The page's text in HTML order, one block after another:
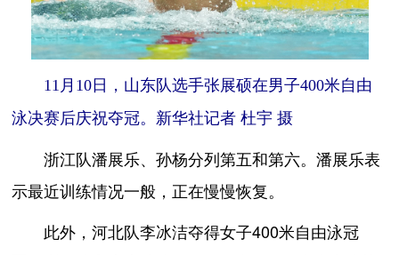
11月10日，山东队选手张展硕在男子400米自由
泳决赛后庆祝夺冠。新华社记者 杜宇 摄
浙江队潘展乐、孙杨分列第五和第六。潘展乐表
示最近训练情况一般，正在慢慢恢复。
此外，河北队李冰洁夺得女子400米自由泳冠